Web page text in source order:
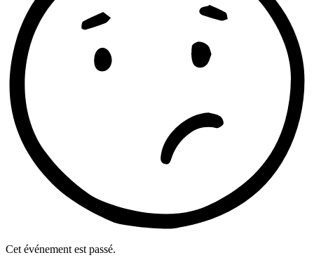
Cet événement est passé.